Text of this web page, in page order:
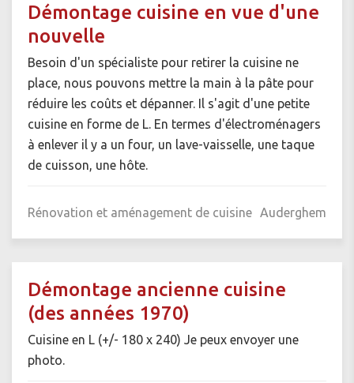
Démontage cuisine en vue d'une
nouvelle
Besoin d'un spécialiste pour retirer la cuisine ne
place, nous pouvons mettre la main à la pâte pour
réduire les coûts et dépanner. Il s'agit d'une petite
cuisine en forme de L. En termes d'électroménagers
à enlever il y a un four, un lave-vaisselle, une taque
de cuisson, une hôte.
Rénovation et aménagement de cuisine Auderghem
Démontage ancienne cuisine
(des années 1970)
Cuisine en L (+/- 180 x 240) Je peux envoyer une
photo.